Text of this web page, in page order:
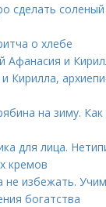
сделать
о хлебе
Афанасия и
Кирилла,
на зиму.
для лица.
кремов
не избежать.
богатства